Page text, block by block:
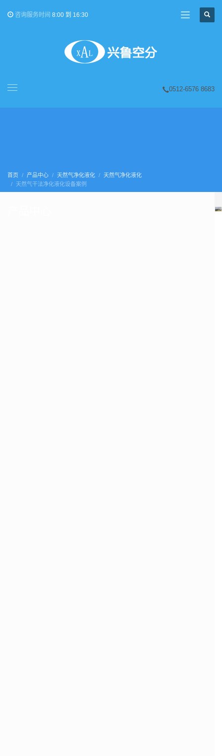
咨询服务时间 8:00 到 16:30
0512-6576 8683
首页 产品中心 天然气净化液化
天然气净化液化
天然气干法净化液化设备案例